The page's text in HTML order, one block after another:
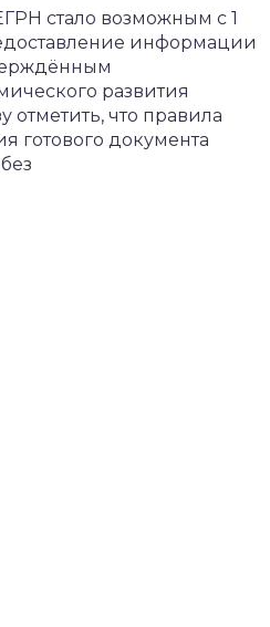
стало возможным с 1
информации
развития
что правила
готового документа